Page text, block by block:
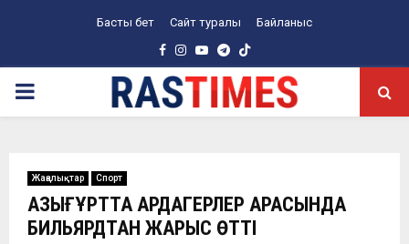
Басты бет Сайт туралы Байланыс
Facebook
Instagram
YoutubeTelegram
PRIMARY
Жаңалықтар Спорт
ҚАЗЫҒҰРТТА АРДАГЕРЛЕР АРАСЫНДА
БИЛЬЯРДТАН ЖАРЫС ӨТТІ